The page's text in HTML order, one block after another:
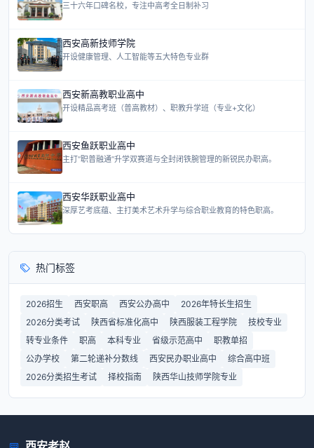
三十六年口碑名校，专注中高考全日制补习
西安高新技师学院
开设健康管理、人工智能等五大特色专业群
西安新高教职业高中
开设精品高考班（普高教材）、职教升学班（专业+文化）
西安鱼跃职业高中
主打“职普融通”升学双赛道与全封闭铁腕管理的新锐民办职高。
西安华跃职业高中
深厚艺考底蕴、主打美术艺术升学与综合职业教育的特色职高。
热门标签
2026招生 西安职高 西安公办高中
2026年特长生招生
2026分类考试
陕西省标准化高中 陕西服装工程学院
技校专业
转专业条件
职高 本科专业 省级示范高中
职教单招
公办学校
第二轮递补分数线 西安民办职业高中
综合高中班
2026分类招生考试
择校指南 陕西华山技师学院专业